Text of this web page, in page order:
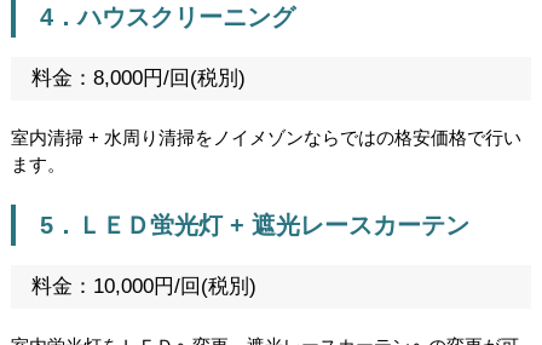
4．ハウスクリーニング
料金：8,000円/回(税別)
室内清掃 + 水周り清掃をノイメゾンならではの格安価格で行い
ます。
5．ＬＥＤ蛍光灯 + 遮光レースカーテン
料金：10,000円/回(税別)